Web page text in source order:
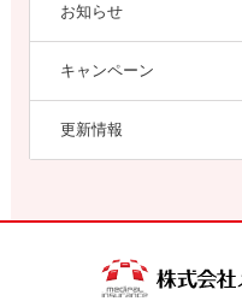
お知らせ
キャンペーン
更新情報